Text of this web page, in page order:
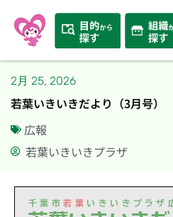
2月 25, 2026
若葉いきいきだより（3月号）
広報
若葉いきいきプラザ